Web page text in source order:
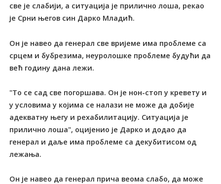
све је слабији, а ситуација је прилично лоша, рекао
је Срни његов син Дарко Младић.
Он је навео да генерал све вријеме има проблеме са
срцем и бубрезима, неуролошке проблеме будући да
већ годину дана лежи.
"То се сад све погоршава. Он је нон-стоп у кревету и
у условима у којима се налази не може да добије
адекватну његу и рехабилитацију. Ситуација је
прилично лоша", оцијенио је Дарко и додао да
генерал и даље има проблеме са декубитисом од
лежања.
Он је навео да генерал прича веома слабо, да може